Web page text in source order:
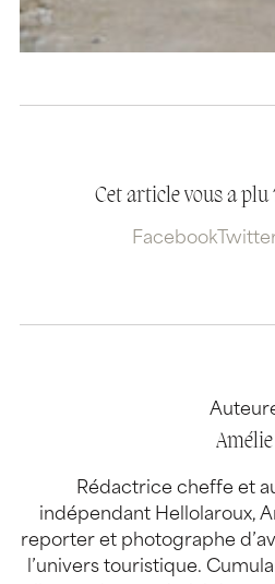
Cet article vous a plu
Facebook
Amélie
Rédactrice cheffe et
indépendant Hellolaroux,
reporter et photographe
l’univers touristique.